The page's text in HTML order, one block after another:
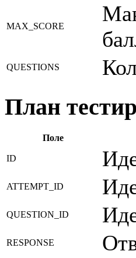
MAX_SCORE
QUESTIONS
План
Поле
ID
ATTEMPT_ID
QUESTION_ID
RESPONSE